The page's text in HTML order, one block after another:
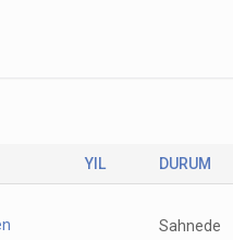
YIL DURUM
Sahnede